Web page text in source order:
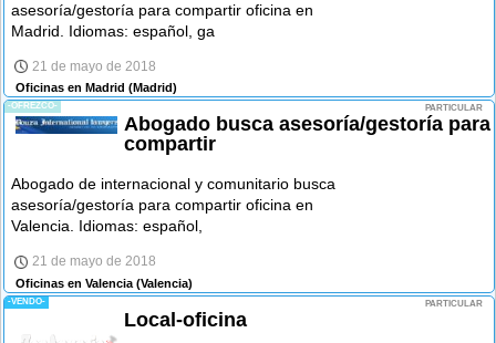
asesoría/gestoría para compartir oficina en
Madrid. Idiomas: español, ga
21 de mayo de 2018
Oficinas en Madrid (Madrid)
-OFREZCO- PARTICULAR
Abogado busca asesoría/gestoría para
compartir
Abogado de internacional y comunitario busca
asesoría/gestoría para compartir oficina en
Valencia. Idiomas: español,
21 de mayo de 2018
Oficinas en Valencia (Valencia)
-VENDO- PARTICULAR
Local-oficina